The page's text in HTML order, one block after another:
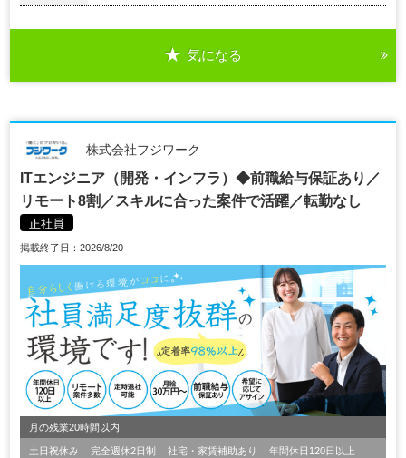
気になる
株式会社フジワーク
ITエンジニア（開発・インフラ）◆前職給与保証あり／
リモート8割／スキルに合った案件で活躍／転勤なし
正社員
掲載終了日：2026/8/20
月の残業20時間以内
土日祝休み 完全週休2日制 社宅・家賃補助あり
年間休日120日以上